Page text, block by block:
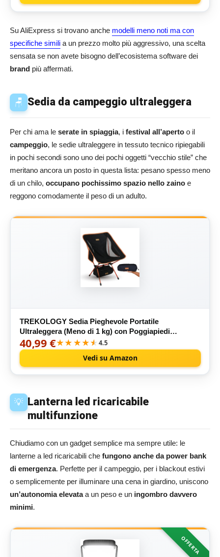
Su AliExpress si trovano anche modelli meno noti ma con
specifiche simili a un prezzo molto più aggressivo, una scelta
sensata se non avete bisogno dell’ecosistema software dei
brand più affermati.
🪑 Sedia da campeggio ultraleggera
Per chi ama le serate in spiaggia, i festival all’aperto o il
campeggio, le sedie ultraleggere in tessuto tecnico ripiegabili
in pochi secondi sono uno dei pochi oggetti “vecchio stile” che
meritano ancora un posto in questa lista: pesano spesso meno
di un chilo, occupano pochissimo spazio nello zaino e
reggono comodamente il peso di un adulto.
TREKOLOGY Sedia Pieghevole Portatile
Ultraleggera (Meno di 1 kg) con Poggiapiedi
Estraibile – Sedia da Campeggio Compatta 135kg
per Trekking, Pesca, Spiaggia
40,99 €★★★★★
★★★★★ 4.5
Vedi su Amazon
💡
Lanterna led ricaricabile
multifunzione
Chiudiamo con un gadget semplice ma sempre utile: le
lanterne a led ricaricabili che fungono anche da power bank
di emergenza. Perfette per il campeggio, per i blackout estivi
o semplicemente per illuminare una cena in giardino, uniscono
un’autonomia elevataa un peso e un ingombro davvero
minimi.
OFFERTA